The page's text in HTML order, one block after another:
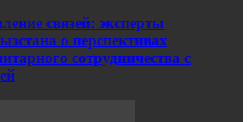
связей: эксперты
о перспективах
сотрудничества с